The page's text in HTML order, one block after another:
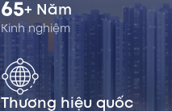
65+ Năm
Kinh nghiệm
Thương hiệu quốc